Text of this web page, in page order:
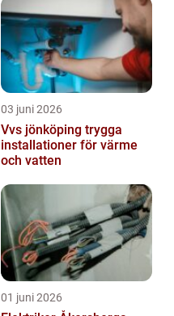
03 juni 2026
Vvs jönköping trygga
installationer för värme
och vatten
01 juni 2026